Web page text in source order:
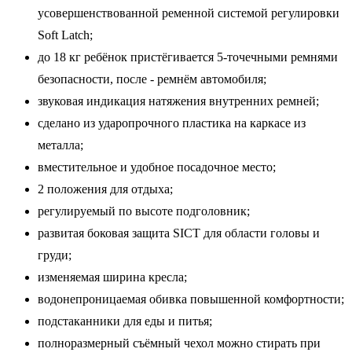
усовершенствованной ременной системой регулировки
Soft Latch;
до 18 кг ребёнок пристёгивается 5-точечными ремнями
безопасности, после - ремнём автомобиля;
звуковая индикация натяжения внутренних ремней;
сделано из ударопрочного пластика на каркасе из
металла;
вместительное и удобное посадочное место;
2 положения для отдыха;
регулируемый по высоте подголовник;
развитая боковая защита SICT для области головы и
груди;
изменяемая ширина кресла;
водонепроницаемая обивка повышенной комфортности;
подстаканники для еды и питья;
полноразмерный съёмный чехол можно стирать при